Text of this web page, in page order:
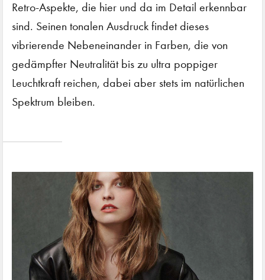
Retro-Aspekte, die hier und da im Detail erkennbar
sind. Seinen tonalen Ausdruck findet dieses
vibrierende Nebeneinander in Farben, die von
gedämpfter Neutralität bis zu ultra poppiger
Leuchtkraft reichen, dabei aber stets im natürlichen
Spektrum bleiben.